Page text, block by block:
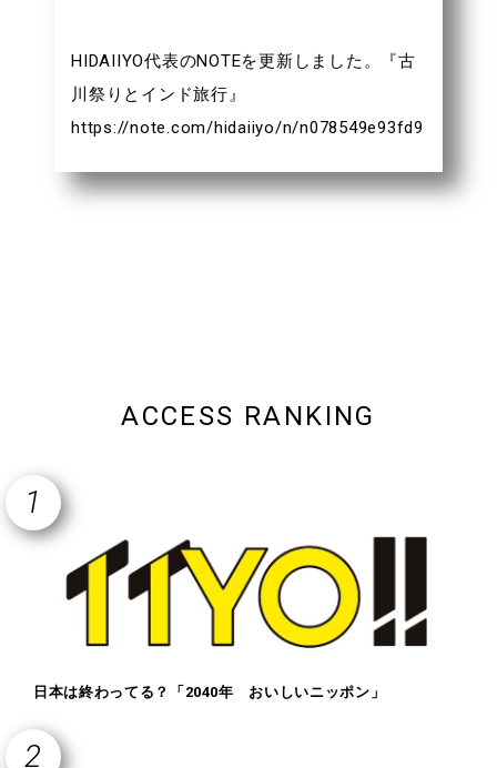
HIDAIIYO代表のNOTEを更新しました。『古
川祭りとインド旅行』
https://note.com/hidaiiyo/n/n078549e93fd9
ACCESS RANKING
日本は終わってる？「2040年 おいしいニッポン」